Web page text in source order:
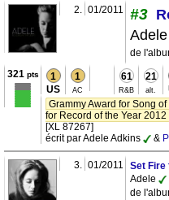
2. 01/2011 #3
Adele
de
321pts 1
US
1
AC
61
R&B
21
alt.
Grammy Award for Song
for Record of the Year 2012
[XL 87267]
écrit par Adele Adkins
&
3. 01/2011
Set Fire
Adele
de